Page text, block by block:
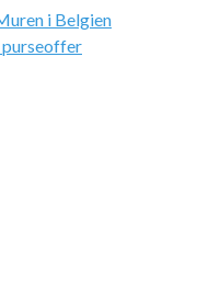
i Belgien
purseoffer